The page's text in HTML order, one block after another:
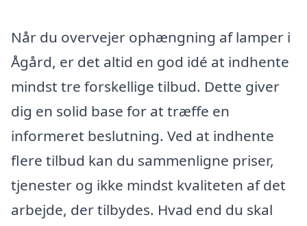
Når du overvejer ophængning af lamper i
Ågård, er det altid en god idé at indhente
mindst tre forskellige tilbud. Dette giver
dig en solid base for at træffe en
informeret beslutning. Ved at indhente
flere tilbud kan du sammenligne priser,
tjenester og ikke mindst kvaliteten af det
arbejde, der tilbydes. Hvad end du skal